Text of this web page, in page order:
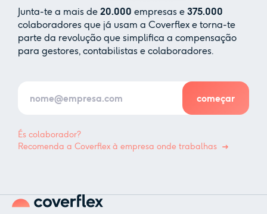
Junta-te a mais de 20.000 empresas e 375.000
colaboradores que já usam a Coverflex e torna-te
parte da revolução que simplifica a compensação
para gestores, contabilistas e colaboradores.
És colaborador?
Recomenda a Coverflex à empresa onde trabalhas